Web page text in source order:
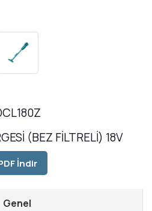
(BEZ FİLTRELİ) 18V
İndir
Genel